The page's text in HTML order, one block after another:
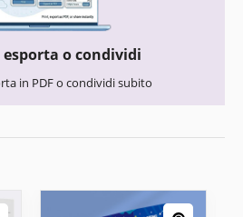
o condividi
in PDF o condividi subito